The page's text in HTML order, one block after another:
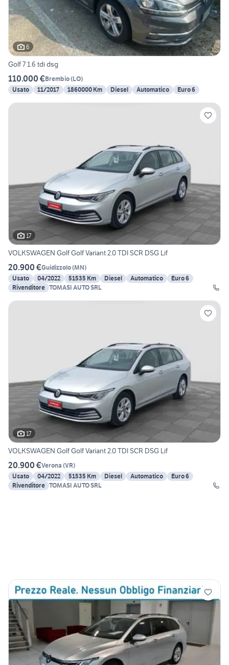
6
Golf 7 1.6 tdi dsg
110.000 €Brembio(LO)
Usato
11/2017 1860000 Km Diesel Automatico Euro 6
17
VOLKSWAGEN Golf Golf Variant 2.0 TDI SCR DSG Lif
20.900 €Guidizzolo(MN)
Usato
04/2022 51535 Km Diesel Automatico
Euro 6
Rivenditore TOMASI AUTO SRL
17
VOLKSWAGEN Golf Golf Variant 2.0 TDI SCR DSG Lif
20.900 €Verona (VR)
Usato
04/2022 51535 Km Diesel Automatico
Euro 6
Rivenditore TOMASI AUTO SRL